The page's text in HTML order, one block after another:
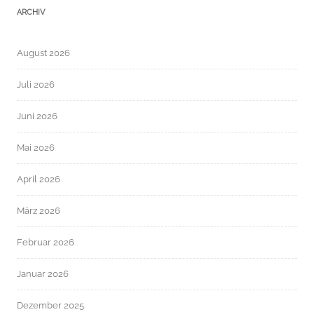
ARCHIV
August 2026
Juli 2026
Juni 2026
Mai 2026
April 2026
März 2026
Februar 2026
Januar 2026
Dezember 2025